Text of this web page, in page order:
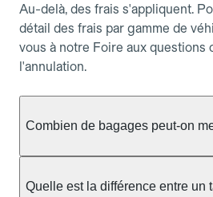
Au-delà, des frais s'appliquent.
détail des frais par gamme de
vous à notre Foire aux questions
l'annulation.
Combien de bagages peut-on
taxi berline accueille en général
Quelle est la différence entre un